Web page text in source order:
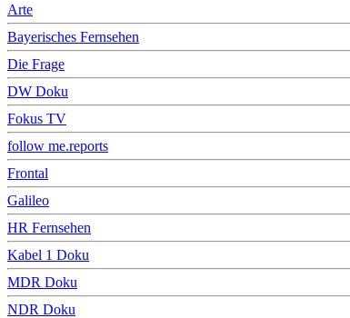
Arte
Bayerisches Fernsehen
Die Frage
DW Doku
Fokus TV
follow me.reports
Frontal
Galileo
HR Fernsehen
Kabel 1 Doku
MDR Doku
NDR Doku